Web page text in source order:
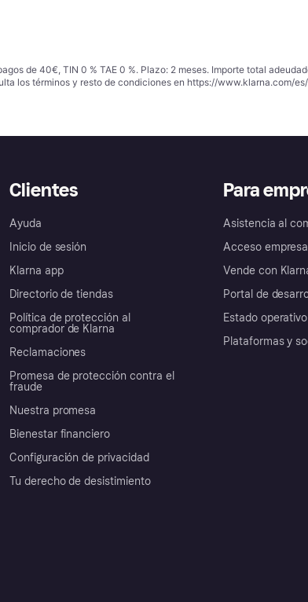
de 40€, TIN 0 % TAE 0 %. Plazo: 2 meses. Importe total
los términos y resto de condiciones en https://www.klarna.com/
Clientes
Ayuda
Inicio de sesión
Klarna app
Directorio de tiendas
Política de protección al
comprador de Klarna
Reclamaciones
Promesa de protección contra el
fraude
Nuestra promesa
Bienestar financiero
Configuración de privacidad
Tu derecho de desistimiento
Para
Asistencia al
Acceso
Vende con
Portal de
Estado operativo
Plataformas y